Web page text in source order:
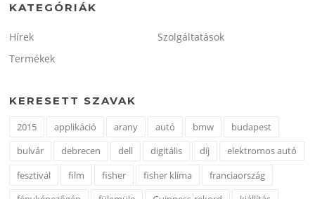
KATEGÓRIÁK
Hírek
Szolgáltatások
Termékek
KERESETT SZAVAK
2015 applikáció arany autó bmw
budapest
bulvár
debrecen dell digitális díj
elektromos autó
fesztivál
film fisher fisher klíma
franciaország